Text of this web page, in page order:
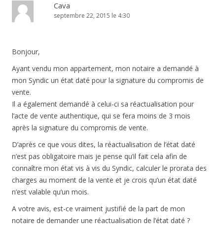
Cava
septembre 22, 2015 le 4:30
Bonjour,
Ayant vendu mon appartement, mon notaire a demandé à
mon Syndic un état daté pour la signature du compromis de
vente.
Il a également demandé à celui-ci sa réactualisation pour
l’acte de vente authentique, qui se fera moins de 3 mois
après la signature du compromis de vente.
D’après ce que vous dites, la réactualisation de l’état daté
n’est pas obligatoire mais je pense qu’il fait cela afin de
connaître mon état vis à vis du Syndic, calculer le prorata des
charges au moment de la vente et je crois qu’un état daté
n’est valable qu’un mois.
A votre avis, est-ce vraiment justifié de la part de mon
notaire de demander une réactualisation de l’état daté ?